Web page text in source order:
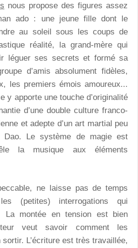
nous propose des figures assez
ado : une jeune fille dont le
au soleil sous les coups de
réalité, la grand-mère qui
léguer ses secrets et formé sa
d’amis absolument fidèles,
les premiers émois amoureux...
y apporte une touche d’originalité
d’une double culture franco-
et adepte d’un art martial peu
Le système de magie est
la musique aux éléments
ne laisse pas de temps
(petites) interrogations qui
La montée en tension est bien
veut savoir comment les
sortir. L’écriture est très travaillée,